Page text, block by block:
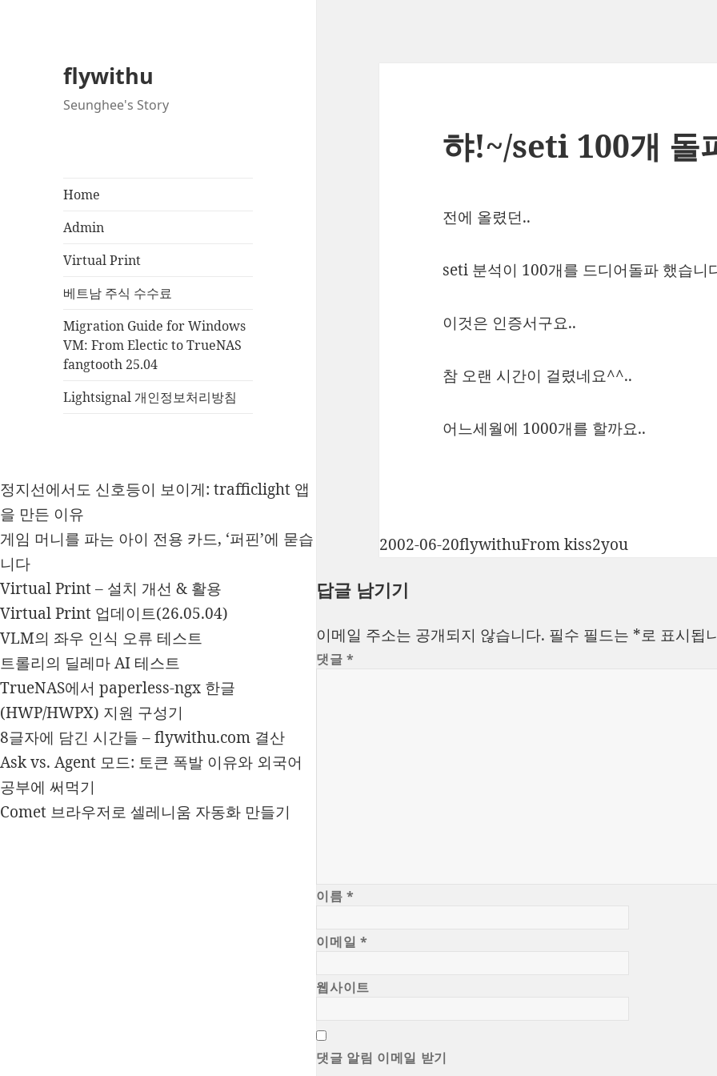
flywithu
Seunghee's Story
Home
Admin
Virtual Print
베트남 주식 수수료
Migration Guide for Windows
VM: From Electic to TrueNAS
fangtooth 25.04
Lightsignal 개인정보처리방침
정지선에서도 신호등이 보이게: trafficlight 앱
을 만든 이유
게임 머니를 파는 아이 전용 카드, ‘퍼핀’에 묻습
니다
Virtual Print – 설치 개선 & 활용
Virtual Print 업데이트(26.05.04)
VLM의 좌우 인식 오류 테스트
트롤리의 딜레마 AI 테스트
TrueNAS에서 paperless-ngx 한글
(HWP/HWPX) 지원 구성기
8글자에 담긴 시간들 – flywithu.com 결산
Ask vs. Agent 모드: 토큰 폭발 이유와 외국어
공부에 써먹기
Comet 브라우저로 셀레니움 자동화 만들기
햐!~/seti 100개 돌
전에 올렸던..
seti 분석이 100개를 드디어돌파 했습니
이것은 인증서구요..
참 오랜 시간이 걸렸네요^^..
어느세월에 1000개를 할까요..
작
일
2002-06-20글
flywithu카
From kiss2you
답글 남기기
이메일 주소는 공개되지 않습니다. 필수 필드는 *로 표시됩
댓글*
이름*
이메일 *
웹사이트
댓글 알림 이메일 받기